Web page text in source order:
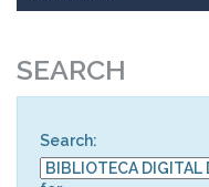
SEARCH
Search: